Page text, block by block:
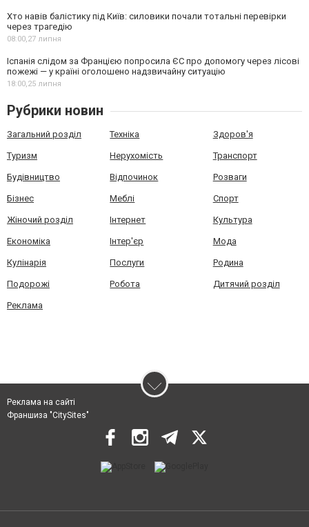
Хто навів балістику під Київ: силовики почали тотальні перевірки
через трагедію
08:00,27 липня
Іспанія слідом за Францією попросила ЄС про допомогу через лісові
пожежі — у країні оголошено надзвичайну ситуацію
18:00,25 липня
Рубрики новин
Загальний розділ Техніка Здоров'я
Туризм Нерухомість Транспорт
Будівництво Відпочинок Розваги
Бізнес Меблі Спорт
Жіночий розділ Інтернет Культура
Економіка Інтер'єр Мода
Кулінарія Послуги Родина
Подорожі Робота Дитячий розділ
Реклама
Реклама на сайті
Франшиза "CitySites"